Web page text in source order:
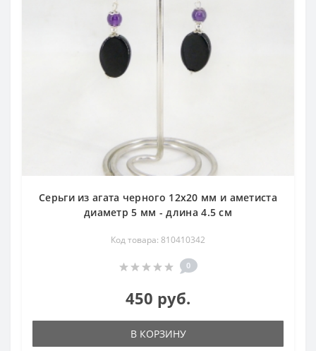
Серьги из агата черного 12х20 мм и аметиста
диаметр 5 мм - длина 4.5 см
Код товара: 810410342
0
450 руб.
В КОРЗИНУ